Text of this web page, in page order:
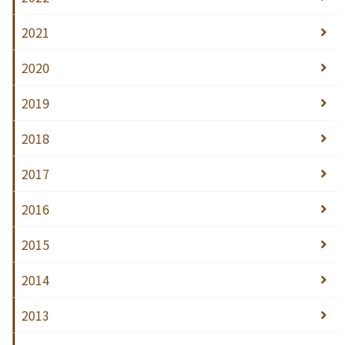
2021
2020
2019
2018
2017
2016
2015
2014
2013